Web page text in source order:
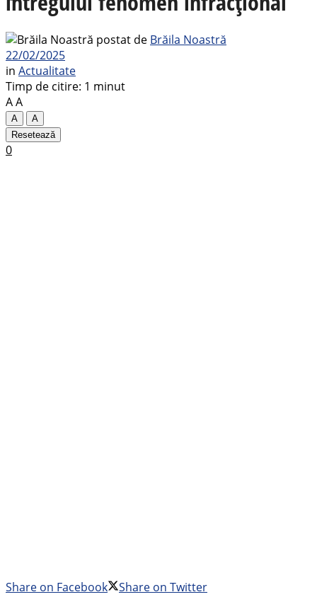
postat de Brăila Noastră
22/02/2025
in Actualitate
Timp de citire: 1 minut
AA
A
A
Resetează
0
Share on Facebook
Share on Twitter